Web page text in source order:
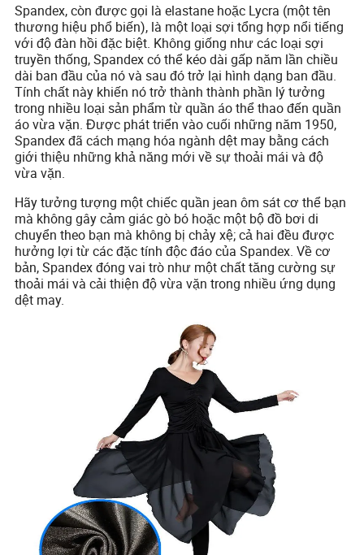
Spandex, còn được gọi là elastane hoặc Lycra (một tên
thương hiệu phổ biến), là một loại sợi tổng hợp nổi tiếng
với độ đàn hồi đặc biệt. Không giống như các loại sợi
truyền thống, Spandex có thể kéo dài gấp năm lần chiều
dài ban đầu của nó và sau đó trở lại hình dạng ban đầu.
Tính chất này khiến nó trở thành thành phần lý tưởng
trong nhiều loại sản phẩm từ quần áo thể thao đến quần
áo vừa vặn. Được phát triển vào cuối những năm 1950,
Spandex đã cách mạng hóa ngành dệt may bằng cách
giới thiệu những khả năng mới về sự thoải mái và độ
vừa vặn.
Hãy tưởng tượng một chiếc quần jean ôm sát cơ thể bạn
mà không gây cảm giác gò bó hoặc một bộ đồ bơi di
chuyển theo bạn mà không bị chảy xệ; cả hai đều được
hưởng lợi từ các đặc tính độc đáo của Spandex. Về cơ
bản, Spandex đóng vai trò như một chất tăng cường sự
thoải mái và cải thiện độ vừa vặn trong nhiều ứng dụng
dệt may.